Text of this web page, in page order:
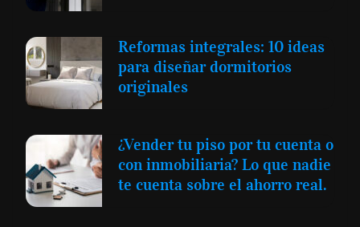
Reformas integrales: 10 ideas
para diseñar dormitorios
originales
¿Vender tu piso por tu cuenta o
con inmobiliaria? Lo que nadie
te cuenta sobre el ahorro real.